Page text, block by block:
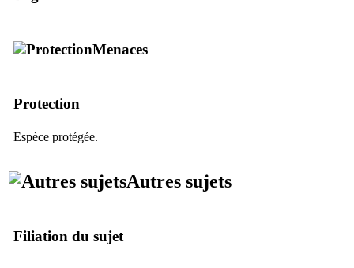
Menaces
Protection
Espèce protégée.
Autres sujets
Filiation du sujet